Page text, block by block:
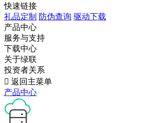
快速链接
礼品定制 防伪查询 驱动下载
产品中心
服务与支持
下载中心
关于绿联
投资者关系
 返回主菜单
产品中心